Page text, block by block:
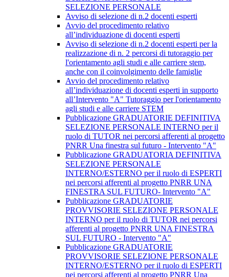
SELEZIONE PERSONALE
Avviso di selezione di n.2 docenti esperti
Avvio del procedimento relativo
all’individuazione di docenti esperti
Avviso di selezione di n.2 docenti esperti per la
realizzazione di n. 2 percorsi di tutoraggio per
l'orientamento agli studi e alle carriere stem,
anche con il coinvolgimento delle famiglie
Avvio del procedimento relativo
all’individuazione di docenti esperti in supporto
all’Intervento "A" Tutoraggio per l'orientamento
agli studi e alle carriere STEM
Pubblicazione GRADUATORIE DEFINITIVA
SELEZIONE PERSONALE INTERNO per il
ruolo di TUTOR nei percorsi afferenti al progetto
PNRR Una finestra sul futuro - Intervento "A"
Pubblicazione GRADUATORIA DEFINITIVA
SELEZIONE PERSONALE
INTERNO/ESTERNO per il ruolo di ESPERTI
nei percorsi afferenti al progetto PNRR UNA
FINESTRA SUL FUTURO- Intervento "A"
Pubblicazione GRADUATORIE
PROVVISORIE SELEZIONE PERSONALE
INTERNO per il ruolo di TUTOR nei percorsi
afferenti al progetto PNRR UNA FINESTRA
SUL FUTURO - Intervento "A"
Pubblicazione GRADUATORIE
PROVVISORIE SELEZIONE PERSONALE
INTERNO/ESTERNO per il ruolo di ESPERTI
nei percorsi afferenti al progetto PNRR Una